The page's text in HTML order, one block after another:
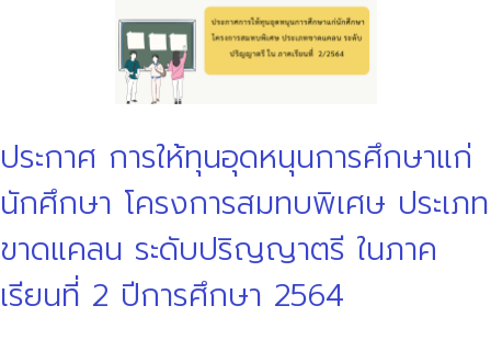
ประกาศ การให้ทุนอุดหนุนการศึกษาแก่
นักศึกษา โครงการสมทบพิเศษ ประเภท
ขาดแคลน ระดับปริญญาตรี ในภาค
เรียนที่ 2 ปีการศึกษา 2564